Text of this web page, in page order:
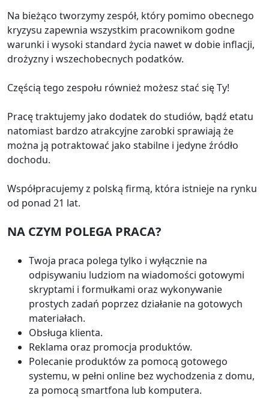
Na bieżąco tworzymy zespół, który pomimo obecnego
kryzysu zapewnia wszystkim pracownikom godne
warunki i wysoki standard życia nawet w dobie inflacji,
drożyzny i wszechobecnych podatków.
Częścią tego zespołu również możesz stać się Ty!
Pracę traktujemy jako dodatek do studiów, bądź etatu
natomiast bardzo atrakcyjne zarobki sprawiają że
można ją potraktować jako stabilne i jedyne źródło
dochodu.
Współpracujemy z polską firmą, która istnieje na rynku
od ponad 21 lat.
NA CZYM POLEGA PRACA?
Twoja praca polega tylko i wyłącznie na
odpisywaniu ludziom na wiadomości gotowymi
skryptami i formułkami oraz wykonywanie
prostych zadań poprzez działanie na gotowych
materiałach.
Obsługa klienta.
Reklama oraz promocja produktów.
Polecanie produktów za pomocą gotowego
systemu, w pełni online bez wychodzenia z domu,
za pomocą smartfona lub komputera.